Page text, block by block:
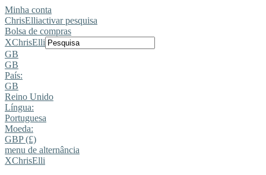
Minha conta
ChrisElliactivar pesquisa
Bolsa de compras
XChrisElli
GB
GB
País:
GB
Reino Unido
Língua:
Portuguesa
Moeda:
GBP (£)
menu de alternância
XChrisElli